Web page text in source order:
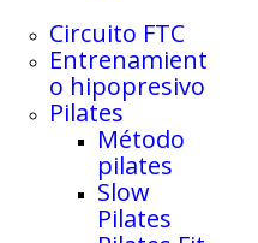
Circuito FTC
Entrenamient
o hipopresivo
Pilates
Método
pilates
Slow
Pilates